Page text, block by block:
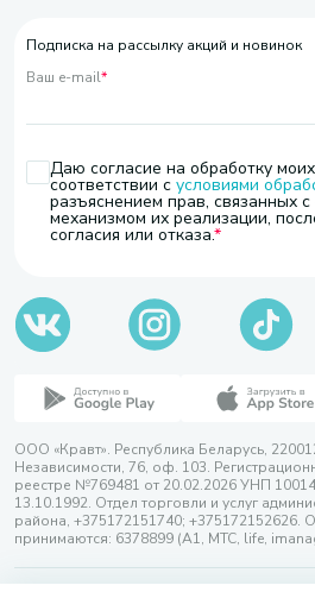
Подписка на рассылку акций и новинок
Ваш e-mail*
Даю согласие на обработку
соответствии с условиями
разъяснением прав, связанных с
механизмом их реализации,
согласия или отказа.
ООО «Кравт». Республика Беларусь,
Независимости, 76, оф. 103.
реестре №769481 от 20.02.2026 УНП
13.10.1992. Отдел торговли и услуг
района, +375172151740; +375172152626.
принимаются: 6378899 (А1, МТС, life,